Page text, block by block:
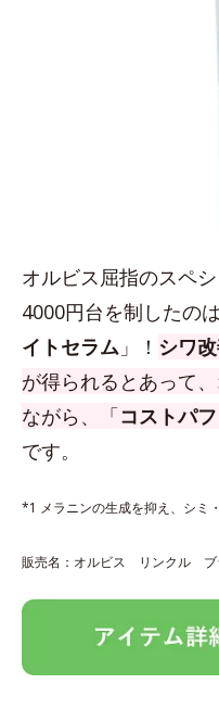
オルビス屈指のスペ
4000円台を制したの
イトセラム 」！ シワ
が得られるとあって
ながら、「コストパ
です。
*1 メラニンの生成を抑え、シミ
販売名：オルビス リンクル